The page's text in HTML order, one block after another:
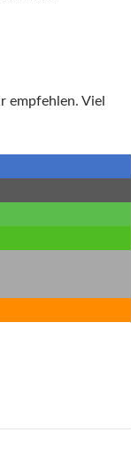
empfehlen. Viel